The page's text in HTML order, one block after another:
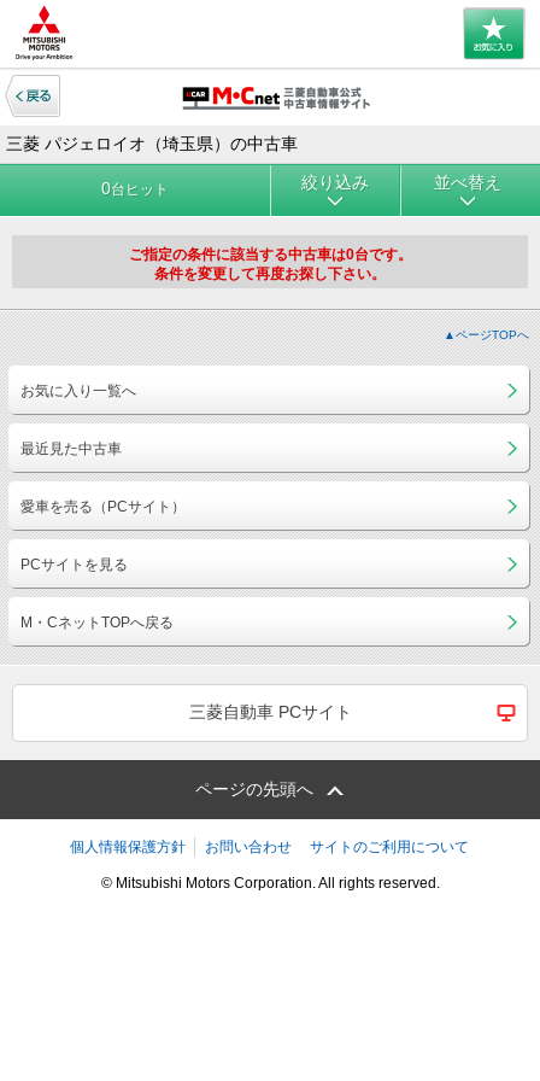
三菱 パジェロイオ（埼玉県）の中古車
0台ヒット 絞り込み 並べ替え
ご指定の条件に該当する中古車は0台です。
条件を変更して再度お探し下さい。
▲ページTOPへ
お気に入り一覧へ
最近見た中古車
愛車を売る（PCサイト）
PCサイトを見る
M・CネットTOPへ戻る
三菱自動車 PCサイト
ページの先頭へ
個人情報保護方針 お問い合わせ サイトのご利用について
© Mitsubishi Motors Corporation. All rights reserved.